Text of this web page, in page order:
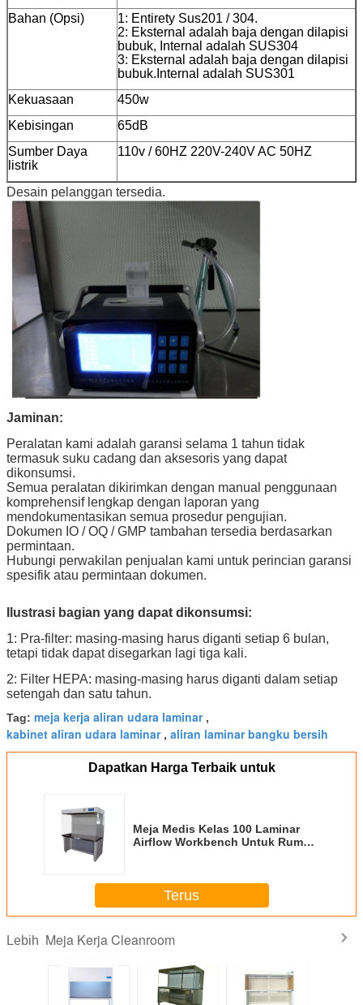
Bahan (Opsi)
1: Entirety Sus201 / 304.
2: Eksternal adalah baja dengan dilapisi
bubuk, Internal adalah SUS304
3: Eksternal adalah baja dengan dilapisi
bubuk.Internal adalah SUS301
Kekuasaan
450w
Kebisingan
65dB
Sumber Daya
listrik
110v / 60HZ 220V-240V AC 50HZ
Desain pelanggan tersedia.
Jaminan:
Peralatan kami adalah garansi selama 1 tahun tidak
termasuk suku cadang dan aksesoris yang dapat
dikonsumsi.
Semua peralatan dikirimkan dengan manual penggunaan
komprehensif lengkap dengan laporan yang
mendokumentasikan semua prosedur pengujian.
Dokumen IO / OQ / GMP tambahan tersedia berdasarkan
permintaan.
Hubungi perwakilan penjualan kami untuk perincian garansi
spesifik atau permintaan dokumen.
Ilustrasi bagian yang dapat dikonsumsi:
1: Pra-filter: masing-masing harus diganti setiap 6 bulan,
tetapi tidak dapat disegarkan lagi tiga kali.
2: Filter HEPA: masing-masing harus diganti dalam setiap
setengah dan satu tahun.
Tag: meja kerja aliran udara laminar,
kabinet aliran udara laminar, aliran laminar bangku bersih
Dapatkan Harga Terbaik untuk
Meja Medis Kelas 100 Laminar
Airflow Workbench Untuk Rumah
Terus
Lebih Meja Kerja Cleanroom